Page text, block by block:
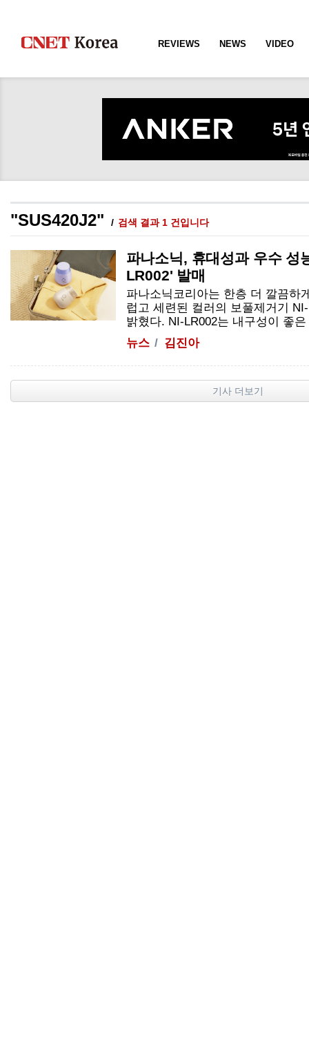
REVIEWS NEWS VIDEO
"SUS420J2" 검색 결과 1 건입니다
파나소닉, 휴대성과 우수 성
LR002' 발매
파나소닉코리아는 한층 더 깔끔하
럽고 세련된 컬러의 보풀제거기
밝혔다. NI-LR002는 내구성이 좋은
뉴스
김진아
기사 더보기